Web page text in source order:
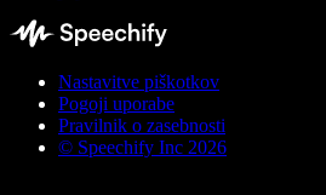
Nastavitve piškotkov
Pogoji uporabe
Pravilnik o zasebnosti
© Speechify Inc 2026